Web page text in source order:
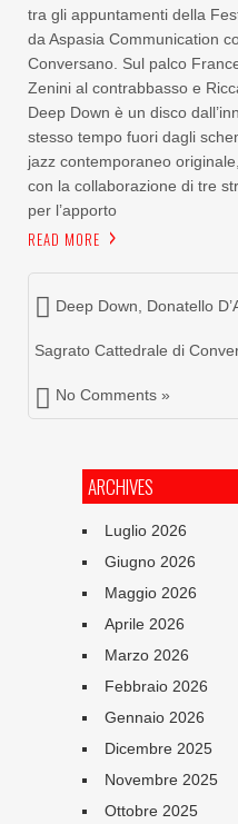
tra gli appuntamenti della
da Aspasia Communication
Conversano. Sul palco
Zenini al contrabbasso e
Deep Down è un disco
stesso tempo fuori dagli
jazz contemporaneo
con la collaborazione di tre
per l’apporto
READ MORE
Deep Down Donatello
Sagrato Cattedrale di
No Comments »
ARCHIVES
Luglio 2026
Giugno 2026
Maggio 2026
Aprile 2026
Marzo 2026
Febbraio 2026
Gennaio 2026
Dicembre 2025
Novembre 2025
Ottobre 2025